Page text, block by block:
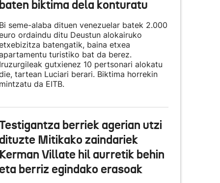
biktima dela konturatu
seme-alaba dituen venezuelar batek 2.000
ordaindu ditu Deustun alokairuko
batengatik, baina etxea
turistiko bat da berez.
gutxienez 10 pertsonari alokatu
tartean Luciari berari. Biktima horrekin
da EITB.
berriek agerian utzi
Mitikako zaindariek
Villate hil aurretik behin
berriz egindako erasoak